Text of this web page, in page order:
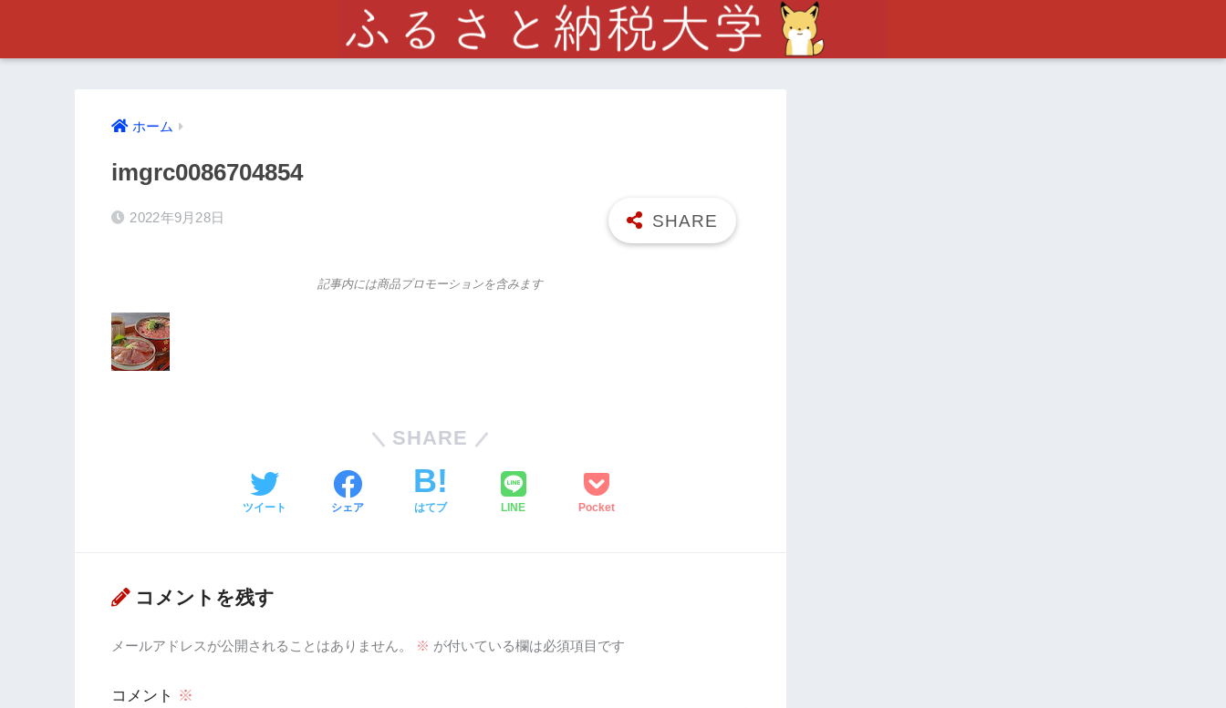
ホーム
imgrc0086704854
2022年9月28日
記事内には商品プロモーションを含みます
SHARE
ツイート シェア はてブ LINE Pocket
コメントを残す
メールアドレスが公開されることはありません。 ※ が付いている欄は必須項目です
コメント ※